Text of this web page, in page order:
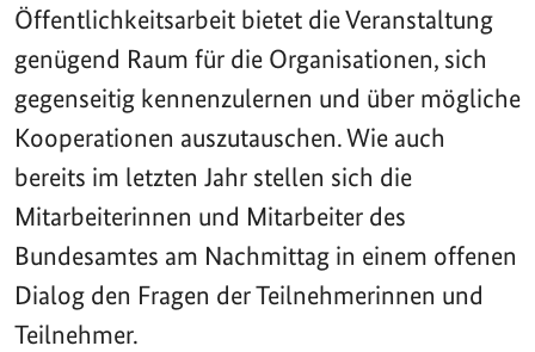
Öffentlichkeitsarbeit bietet die Veranstaltung
genügend Raum für die Organisationen, sich
gegenseitig kennenzulernen und über mögliche
Kooperationen auszutauschen. Wie auch
bereits im letzten Jahr stellen sich die
Mitarbeiterinnen und Mitarbeiter des
Bundesamtes am Nachmittag in einem offenen
Dialog den Fragen der Teilnehmerinnen und
Teilnehmer.